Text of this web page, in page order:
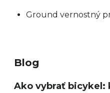
Ground vernostný
Blog
Ako vybrať bicykel: